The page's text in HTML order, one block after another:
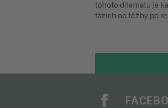
tohoto dilematu je
fázích od těžby po